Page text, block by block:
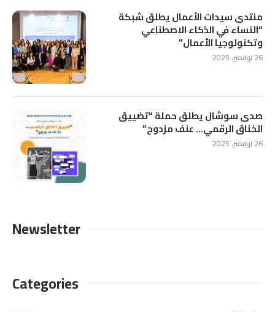
منتدى سيدات الأعمال يطلق شبكة
“النساء في الذكاء الاصطناعي
وتكنولوجيا الأعمال”
26 نوفمبر، 2025
صدى سوشال يطلق حملة “تضييق
الخناق الرقمي… عنف مزدوج”
26 نوفمبر، 2025
Newsletter
Categories